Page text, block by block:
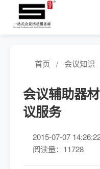
首页 / 会议知识
会议辅助器
议服务
2015-07-07
阅读量：11728